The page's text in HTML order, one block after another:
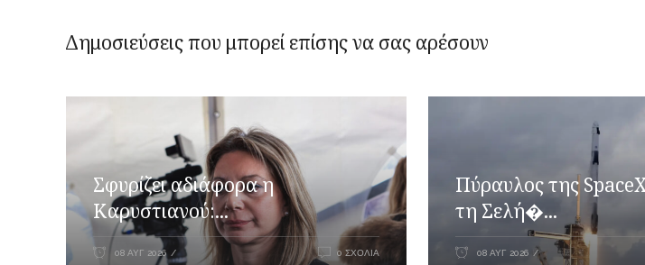
Δημοσιεύσεις που μπορεί επίσης να σας αρέσουν
Σφυρίζει αδιάφορα η
Καρυστιανού:...
08 ΑΥΓ 2026 0 ΣΧΌΛΙΑ
Πύραυλος της
τη Σελή�...
08 ΑΥΓ 2026